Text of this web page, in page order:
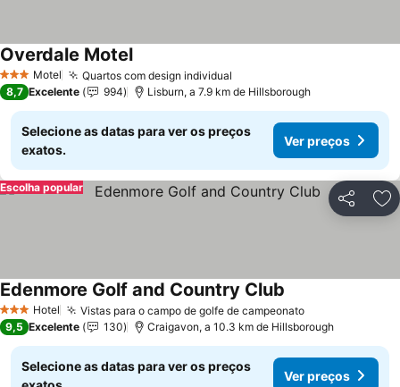
3 EstrelasMotel Quartos com design individual
Overdale Motel
8,7 Excelente 994 Lisburn, a 7.9 km de Hillsborough
Selecione as datas para ver os preços
exatos.
Ver preços
Partilhar
Escolha popular
3 EstrelasHotel Vistas para o campo de golfe de campeonato
Edenmore Golf and Country Club
9,5 Excelente 130 Craigavon, a 10.3 km de Hillsborough
Selecione as datas para ver os preços
Ver preços